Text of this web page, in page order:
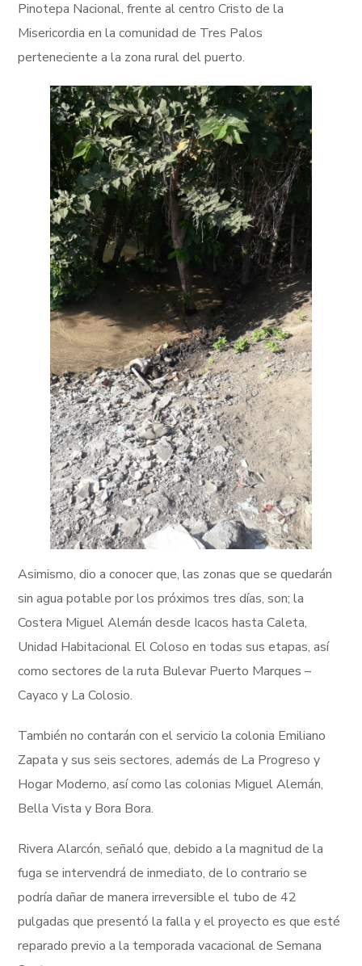
Pinotepa Nacional, frente al centro Cristo de la
Misericordia en la comunidad de Tres Palos
perteneciente a la zona rural del puerto.
Asimismo, dio a conocer que, las zonas que se quedarán
sin agua potable por los próximos tres días, son; la
Costera Miguel Alemán desde Icacos hasta Caleta,
Unidad Habitacional El Coloso en todas sus etapas, así
como sectores de la ruta Bulevar Puerto Marques –
Cayaco y La Colosio.
También no contarán con el servicio la colonia Emiliano
Zapata y sus seis sectores, además de La Progreso y
Hogar Moderno, así como las colonias Miguel Alemán,
Bella Vista y Bora Bora.
Rivera Alarcón, señaló que, debido a la magnitud de la
fuga se intervendrá de inmediato, de lo contrario se
podría dañar de manera irreversible el tubo de 42
pulgadas que presentó la falla y el proyecto es que esté
reparado previo a la temporada vacacional de Semana